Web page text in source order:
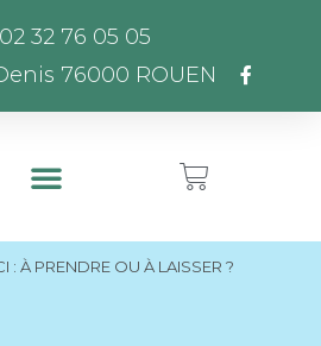
02 32 76 05 05
76000 ROUEN
: À PRENDRE OU À LAISSER ?